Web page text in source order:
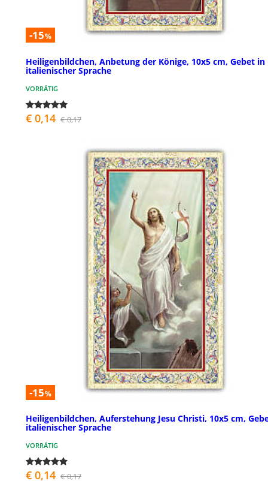
-15%
Heiligenbildchen, Anbetung der Könige, 10x5 cm, Gebet in
italienischer Sprache
VORRÄTIG
€ 0,14 € 0,17
-15%
Heiligenbildchen, Auferstehung Jesu Christi, 10x5 cm,
italienischer Sprache
VORRÄTIG
€ 0,14 € 0,17